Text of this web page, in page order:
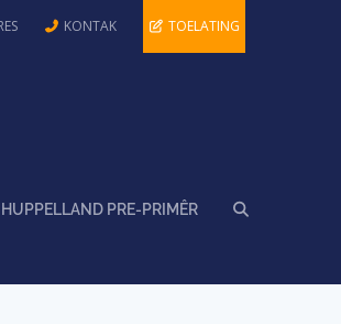
KONTAK TOELATING
HUPPELLAND PRE-PRIMÊR